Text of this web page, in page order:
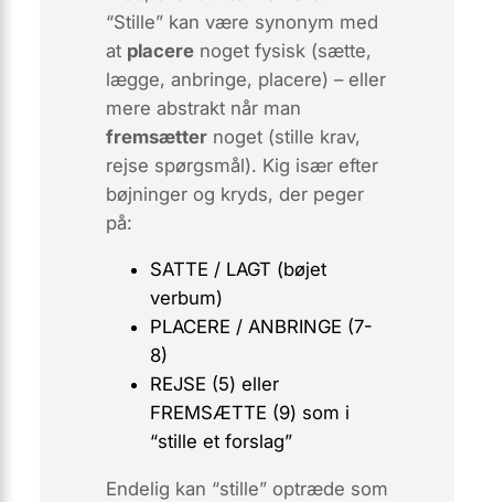
“Stille” kan være synonym med
at placerenoget fysisk (sætte,
lægge, anbringe, placere) – eller
mere abstrakt når man
fremsætternoget (stille krav,
rejse spørgsmål). Kig især efter
bøjninger og kryds, der peger
på:
SATTE / LAGT (bøjet
verbum)
PLACERE / ANBRINGE (7-
8)
REJSE (5) eller
FREMSÆTTE (9) som i
“stille et forslag”
Endelig kan “stille” optræde som